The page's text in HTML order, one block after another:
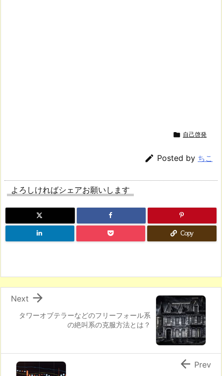
 自己啓発
 Posted by ちこ
よろしければシェアお願いします
Copy
タワーオブテラーなどのフリーフォール系
の絶叫系の克服方法とは？

Next
 Prev